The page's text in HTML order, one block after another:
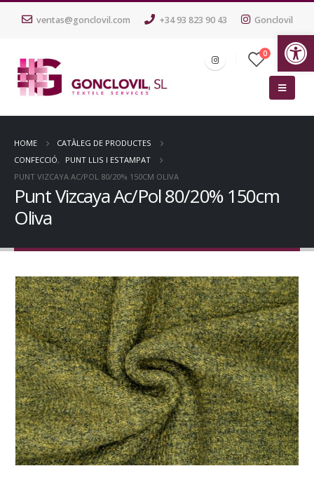
ventas@gonclovil.com +34 93 823 90 43 Gonclovil
0
HOME
CATÀLEG DE PRODUCTES
CONFECCIÓ,
PUNT LLIS I ESTAMPAT
PUNT VIZCAYA AC/POL 80/20% 150CM OLIVA
Punt Vizcaya Ac/Pol 80/20% 150cm
Oliva